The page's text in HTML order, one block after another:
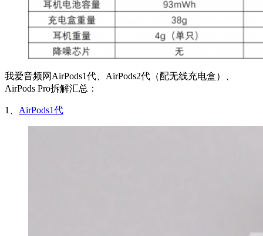
我爱音频网AirPods1代、AirPods2代（配无线充电盒）、
AirPods Pro拆解汇总：
1、 AirPods1代